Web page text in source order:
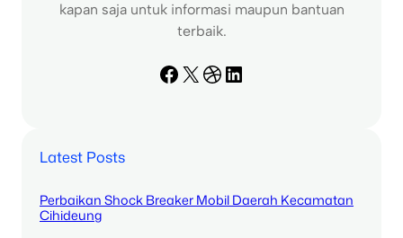
kapan saja untuk informasi maupun bantuan
terbaik.
Facebook X Dribbble LinkedIn
Latest Posts
Perbaikan Shock Breaker Mobil Daerah Kecamatan
Cihideung